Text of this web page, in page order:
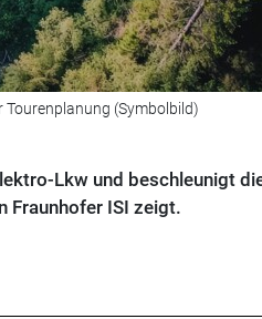
(Symbolbild)
Lkw und beschleunigt
Fraunhofer ISI zeigt.